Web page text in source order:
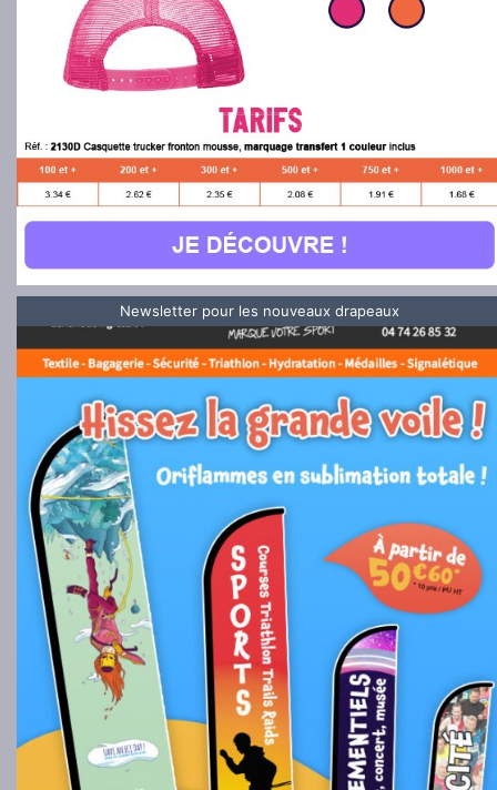
Newsletter pour les nouveaux drapeaux